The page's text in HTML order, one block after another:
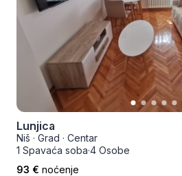
Lunjica
Niš · Grad · Centar
1 Spavaća soba·4 Osobe
93 € noćenje